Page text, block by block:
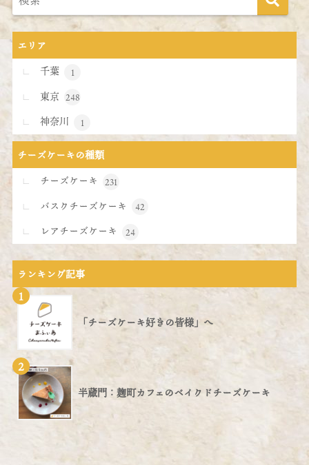
エリア
千葉
1
東京 248
神奈川 1
チーズケーキの種類
チーズケーキ
231
バスクチーズケーキ 42
レアチーズケーキ 24
ランキング記事
1
「チーズケーキ好きの皆様」へ
2
半蔵門：麹町カフェのベイクドチーズケーキ